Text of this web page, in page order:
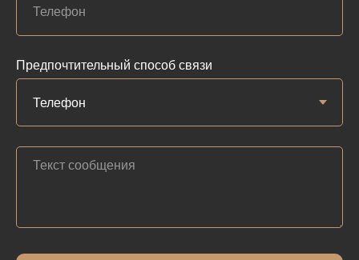
Предпочтительный способ связи